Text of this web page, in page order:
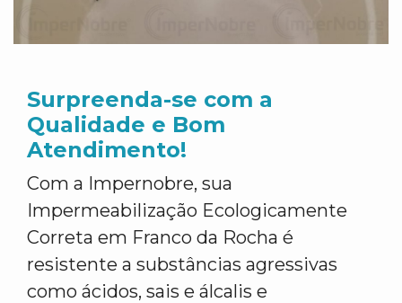
Surpreenda-se com a
Qualidade e Bom
Atendimento!
Com a Impernobre, sua
Impermeabilização Ecologicamente
Correta em Franco da Rocha é
resistente a substâncias agressivas
como ácidos, sais e álcalis e